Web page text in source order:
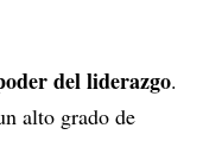
del liderazgo.
alto grado de